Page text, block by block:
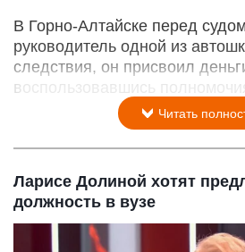
В Горно-Алтайске перед
руководитель одной из
следствия, он присвоил
воспользовавшись
Читать
Ларисе Долиной хотят
должность в вузе